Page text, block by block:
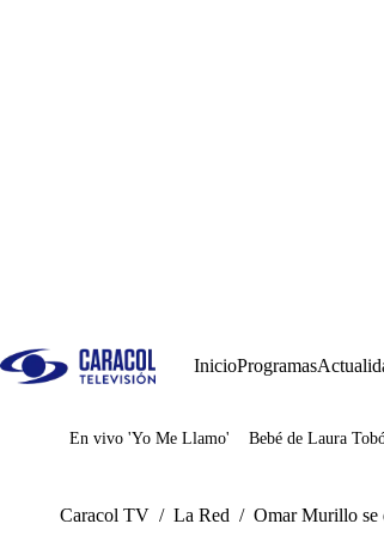
InicioProgramas
Juegos
En vivo 'Yo Me Llamo' Bebé de Laura
Caracol TV / La Red / Omar Murillo se